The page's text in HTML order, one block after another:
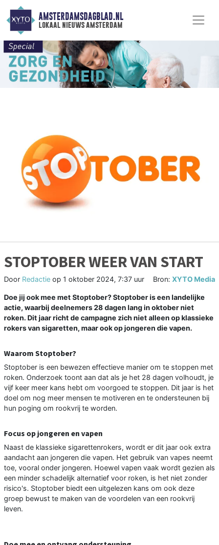
AMSTERDAMSDAGBLAD.NL
lokaal nieuws amsterdam
STOPTOBER WEER VAN START
Door Redactie op 1 oktober 2024, 7:37 uur Bron: XYTO Media
Doe jij ook mee met Stoptober? Stoptober is een landelijke
actie, waarbij deelnemers 28 dagen lang in oktober niet
roken. Dit jaar richt de campagne zich niet alleen op klassieke
rokers van sigaretten, maar ook op jongeren die vapen.
Waarom Stoptober?
Stoptober is een bewezen effectieve manier om te stoppen met
roken. Onderzoek toont aan dat als je het 28 dagen volhoudt, je
vijf keer meer kans hebt om voorgoed te stoppen. Dit jaar is het
doel om nog meer mensen te motiveren en te ondersteunen bij
hun poging om rookvrij te worden.
Focus op jongeren en vapen
Naast de klassieke sigarettenrokers, wordt er dit jaar ook extra
aandacht aan jongeren die vapen. Het gebruik van vapes neemt
toe, vooral onder jongeren. Hoewel vapen vaak wordt gezien als
een minder schadelijk alternatief voor roken, is het niet zonder
risico's. Stoptober biedt een uitgelezen kans om ook deze
groep bewust te maken van de voordelen van een rookvrij
leven.